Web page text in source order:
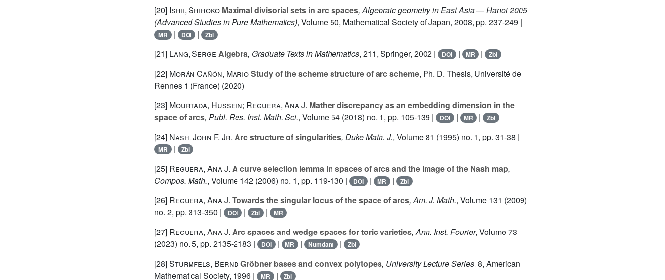
[20] Ishii, Shihoko Maximal divisorial sets in arc spaces, Algebraic geometry in East Asia — Hanoi 2005
(Advanced Studies in Pure Mathematics), Volume 50, Mathematical Society of Japan, 2008, pp. 237-249 |
MR | DOI | Zbl
[21] Lang, Serge Algebra, Graduate Texts in Mathematics, 211, Springer, 2002 | DOI | MR | Zbl
[22] Morán Cañón, MarioStudy of the scheme structure of arc scheme, Ph. D. Thesis, Université de
Rennes 1 (France) (2020)
[23] Mourtada, Hussein; Reguera, Ana J. Mather discrepancy as an embedding dimension in the
space of arcs, Publ. Res. Inst. Math. Sci., Volume 54 (2018) no. 1, pp. 105-139 | DOI | MR | Zbl
[24] Nash, John F. Jr. Arc structure of singularities, Duke Math. J., Volume 81 (1995) no. 1, pp. 31-38 |
MR | Zbl
[25] Reguera, Ana J. A curve selection lemma in spaces of arcs and the image of the Nash map,
Compos. Math., Volume 142 (2006) no. 1, pp. 119-130 | DOI | MR | Zbl
[26] Reguera, Ana J. Towards the singular locus of the space of arcs, Am. J. Math., Volume 131 (2009)
no. 2, pp. 313-350 |
DOI | Zbl | MR
[27] Reguera, Ana J. Arc spaces and wedge spaces for toric varieties, Ann. Inst. Fourier, Volume 73
(2023) no. 5, pp. 2135-2183 |
DOI | MR | Numdam | Zbl
[28]Sturmfels, BerndGröbner bases and convex polytopes, University Lecture Series, 8, American
Mathematical Society, 1996 |
MR | Zbl